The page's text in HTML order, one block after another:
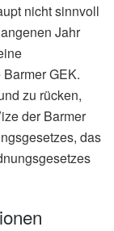
nicht sinnvoll
Jahr
GEK.
zu rücken,
der Barmer
das